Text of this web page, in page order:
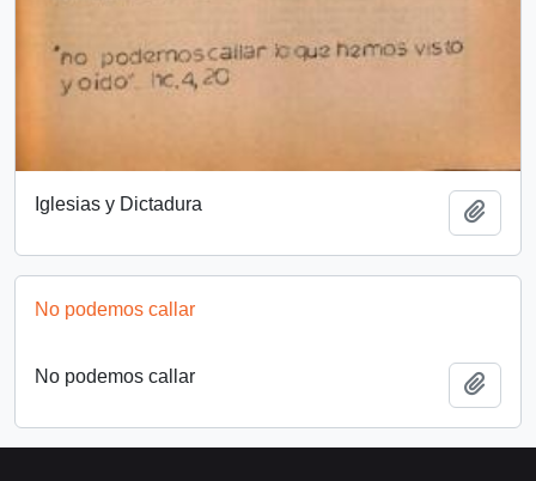
Iglesias y Dictadura
No podemos callar
No podemos callar